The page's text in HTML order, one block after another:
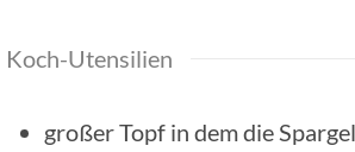
Koch-Utensilien
großer Topf in dem die